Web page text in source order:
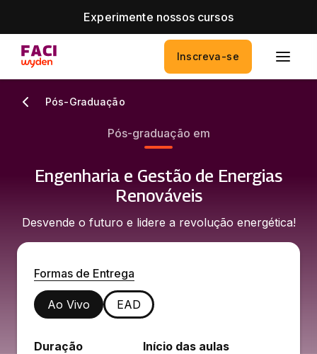
Experimente nossos cursos
Inscreva-se
Pós-Graduação
Pós-graduação em
Engenharia e Gestão de Energias
Renováveis
Desvende o futuro e lidere a revolução energética!
Formas de Entrega
Ao Vivo EAD
Duração
Início das aulas